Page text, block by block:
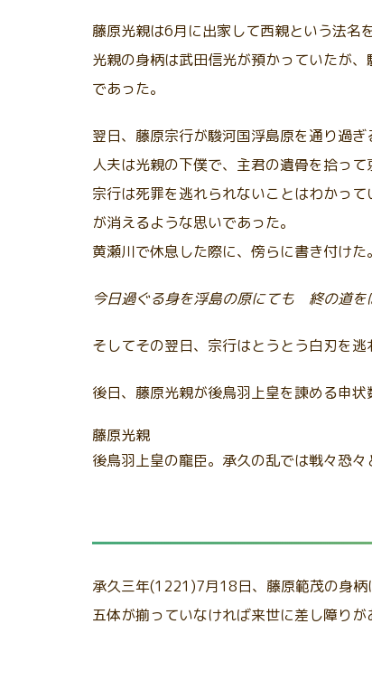
藤原光親は6月に出家して西親という法名
光親の身柄は武田信光が預かっていたが
であった。
翌日、藤原宗行が駿河国浮島原を通り過
人夫は光親の下僕で、主君の遺骨を拾って
宗行は死罪を逃れられないことはわかっ
が消えるような思いであった。
黄瀬川で休息した際に、傍らに書き付けた。
今日過ぐる身を浮島の原にても 終の道を
そしてその翌日、宗行はとうとう白刃を逃
後日、藤原光親が後鳥羽上皇を諌める申
藤原光親
後鳥羽上皇の寵臣。承久の乱では戦々恐
承久三年(1221)7月18日、藤原範茂の身柄
五体が揃っていなければ来世に差し障り